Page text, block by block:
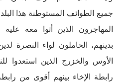
جميع الطوائف المستوطنة هذا البلد
المهاجرون الذين أتوا معه عليه
بدينهم، الحاملون لواء النصرة
الأوس والخزرج الذين استعدوا
رابطة الإخاء بينهم أقوى من